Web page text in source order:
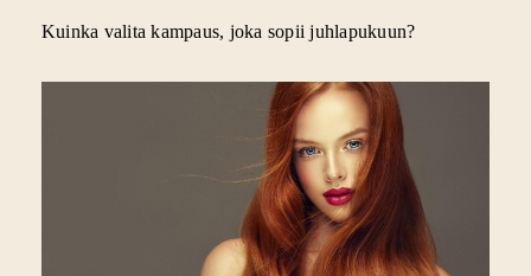
Kuinka valita kampaus, joka sopii juhlapukuun?